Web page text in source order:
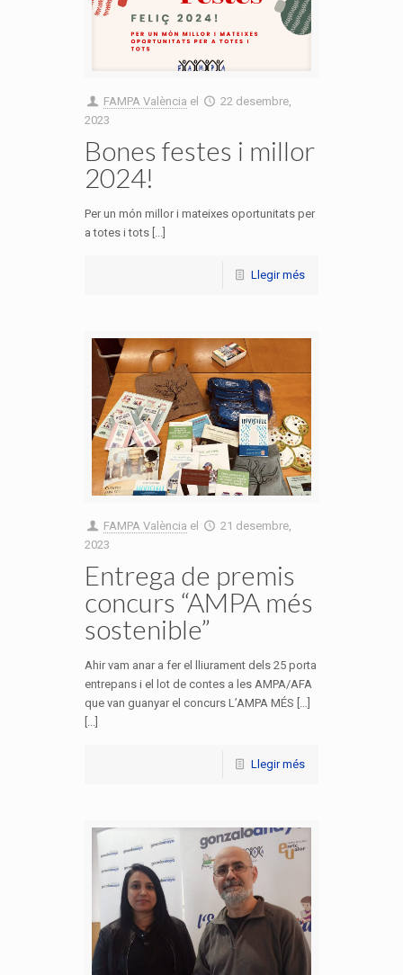
FAMPA València el
22 desembre,
2023
Bones festes i millor
2024!
Per un món millor i mateixes oportunitats per
a totes i tots [...]
Llegir més
FAMPA València el
21 desembre,
2023
Entrega de premis
concurs “AMPA més
sostenible”
Ahir vam anar a fer el lliurament dels 25 porta
entrepans i el lot de contes a les AMPA/AFA
que van guanyar el concurs L’AMPA MÉS […]
[...]
Llegir més